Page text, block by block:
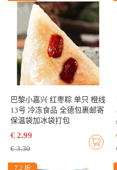
巴黎小嘉兴 红枣粽 单只 橙线
13号 冷冻食品 全德包裹邮寄
保温袋加冰袋打包
€ 2.99
€ 3.30
7.2 折